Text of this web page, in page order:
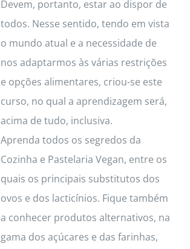
Devem, portanto, estar ao dispor de
todos. Nesse sentido, tendo em vista
o mundo atual e a necessidade de
nos adaptarmos às várias restrições
e opções alimentares, criou-se este
curso, no qual a aprendizagem será,
acima de tudo, inclusiva.
Aprenda todos os segredos da
Cozinha e Pastelaria Vegan, entre os
quais os principais substitutos dos
ovos e dos lacticínios. Fique também
a conhecer produtos alternativos, na
gama dos açúcares e das farinhas,